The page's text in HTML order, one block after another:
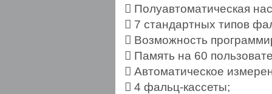
 Полуавтоматическая
 7 стандартных типов
 Возможность
 Память на 60
 Автоматическое
 4 фальц-кассеты;